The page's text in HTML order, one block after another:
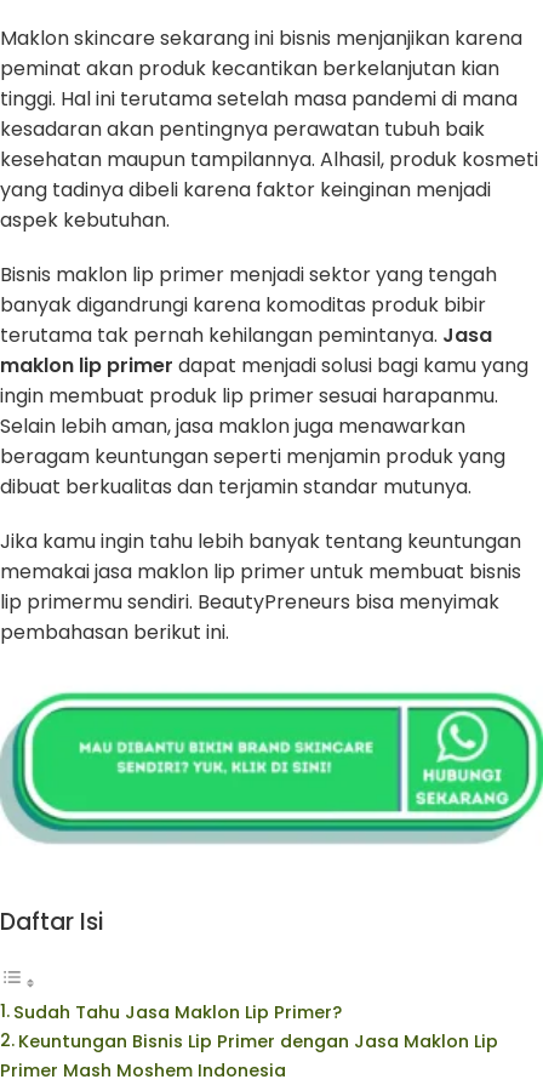
Maklon skincare sekarang ini bisnis menjanjikan karena
peminat akan produk kecantikan berkelanjutan kian
tinggi. Hal ini terutama setelah masa pandemi di mana
kesadaran akan pentingnya perawatan tubuh baik
kesehatan maupun tampilannya. Alhasil, produk kosmeti
yang tadinya dibeli karena faktor keinginan menjadi
aspek kebutuhan.
Bisnis maklon lip primer menjadi sektor yang tengah
banyak digandrungi karena komoditas produk bibir
terutama tak pernah kehilangan pemintanya. Jasa
maklon lip primer dapat menjadi solusi bagi kamu yang
ingin membuat produk lip primer sesuai harapanmu.
Selain lebih aman, jasa maklon juga menawarkan
beragam keuntungan seperti menjamin produk yang
dibuat berkualitas dan terjamin standar mutunya.
Jika kamu ingin tahu lebih banyak tentang keuntungan
memakai jasa maklon lip primer untuk membuat bisnis
lip primermu sendiri. BeautyPreneurs bisa menyimak
pembahasan berikut ini.
Daftar Isi
Sudah Tahu Jasa Maklon Lip Primer?
Keuntungan Bisnis Lip Primer dengan Jasa Maklon Lip
Primer Mash Moshem Indonesia